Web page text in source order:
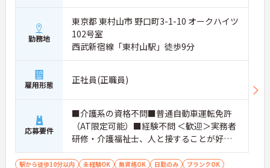
勤務地
東京都 東村山市 野口町3-1-10 オークハイツ
102号室
西武新宿線「東村山駅」徒歩9分
雇用形態 正社員(正職員)
応募要件
■介護系の資格不問■普通自動車運転免許
（AT限定可能）■経験不問 ＜歓迎＞実務者
研修・介護福祉士、人と接することが好き
な方、チームワークを重視する人
駅から徒歩10分以内 未経験OK 無資格OK 日勤のみ
ブランクOK